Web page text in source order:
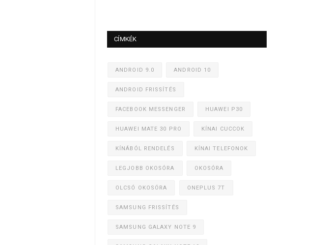
CÍMKÉK
ANDROID 9.0 ANDROID 10
ANDROID FRISSÍTÉS
FACEBOOK MESSENGER HUAWEI P30
HUAWEI MATE 30 PRO KÍNAI CUCCOK
KÍNÁBÓL RENDELÉS KÍNAI TELEFONOK
LEGJOBB OKOSÓRA OKOSÓRA
OLCSÓ OKOSÓRA ONEPLUS 7T
SAMSUNG FRISSÍTÉS
SAMSUNG GALAXY NOTE 9